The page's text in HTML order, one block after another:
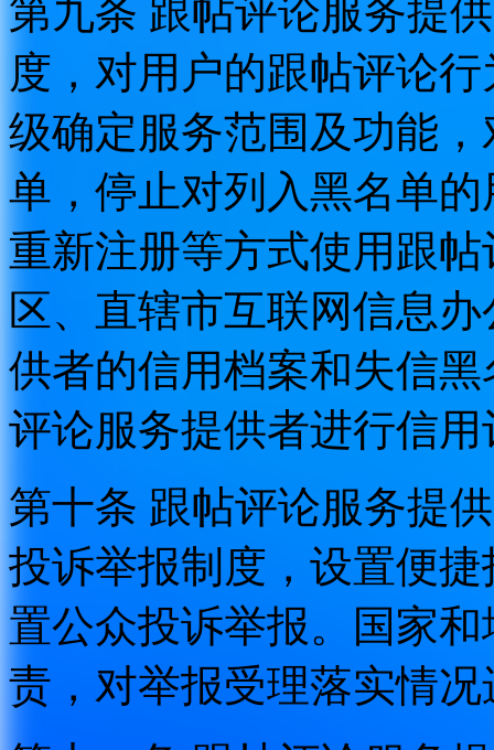
第九条 跟帖评论服务提
度，对用户的跟帖评论
级确定服务范围及功能
单，停止对列入黑名单
重新注册等方式使用跟
区、直辖市互联网信息
供者的信用档案和失信
评论服务提供者进行信用
第十条 跟帖评论服务提
投诉举报制度，设置便
置公众投诉举报。国家
责，对举报受理落实情